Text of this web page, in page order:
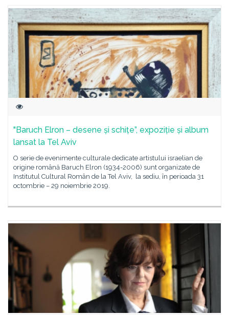
"Baruch Elron – desene și schițe”, expoziție și album
lansat la Tel Aviv
O serie de evenimente culturale dedicate artistului israelian de
origine română Baruch Elron (1934-2006) sunt organizate de
Institutul Cultural Român de la Tel Aviv, la sediu, în perioada 31
octombrie – 29 noiembrie 2019.